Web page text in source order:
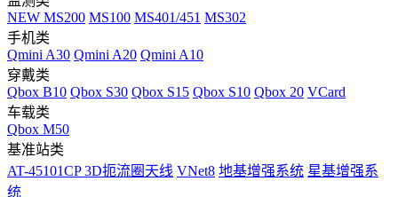
NEW MS200 MS100 MS401/451 MS302
手机类
Qmini A30 Qmini A20 Qmini A10
穿戴类
Qbox B10 Qbox S30 Qbox S15 Qbox S10 Qbox 20 VCard
车载类
Qbox M50
基准站类
AT-45101CP 3D扼流圈天线 VNet8 地基增强系统 星基增强系
统